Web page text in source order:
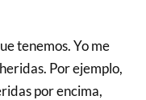
tenemos. Yo me
Por ejemplo,
por encima,